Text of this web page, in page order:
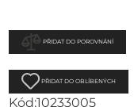
PŘIDAT DO POROVNÁNÍ
PŘIDAT DO OBLÍBENÝCH
Kód:10233005